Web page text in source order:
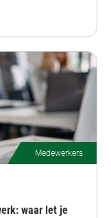
Medewerkers
waar let je